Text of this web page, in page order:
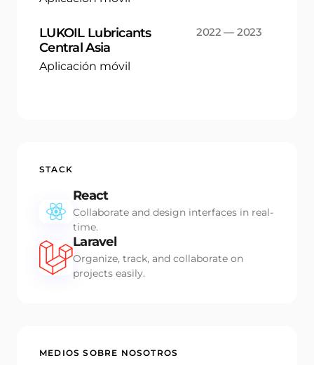
LUKOIL Lubricants
Central Asia
2022 — 2023
Aplicación móvil
STACK
React
Collaborate and design interfaces in real-
time.
Laravel
Organize, track, and collaborate on
projects easily.
MEDIOS SOBRE NOSOTROS